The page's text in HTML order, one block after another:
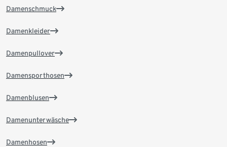
Damenschmuck
Damenkleider
Damenpullover
Damensporthosen
Damenblusen
Damenunterwäsche
Damenhosen